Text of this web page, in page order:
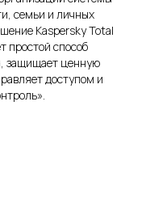
семьи и личных
Kaspersky Total
простой способ
защищает ценную
доступом и